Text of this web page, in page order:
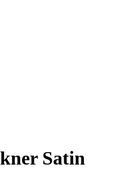
Satin